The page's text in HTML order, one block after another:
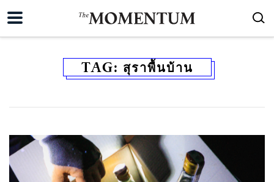
TAG: สุราพื้นบ้าน